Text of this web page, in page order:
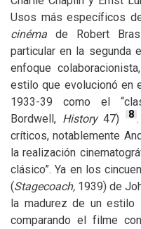
Usos más específicos
cinéma de Robert
particular en la segunda
enfoque
estilo que evolucionó en
1933-39 como el
Bordwell, History47) 8
críticos, notablemente
la realización
clásico”. Ya en los
(Stagecoach, 1939) de
la madurez de un estilo
comparando el filme